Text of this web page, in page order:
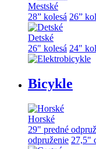
Mestské
28” kolesá 26”
Detské
26" kolesá 24"
Bicykle
Horské
29" predné
odpruženie 27,5"